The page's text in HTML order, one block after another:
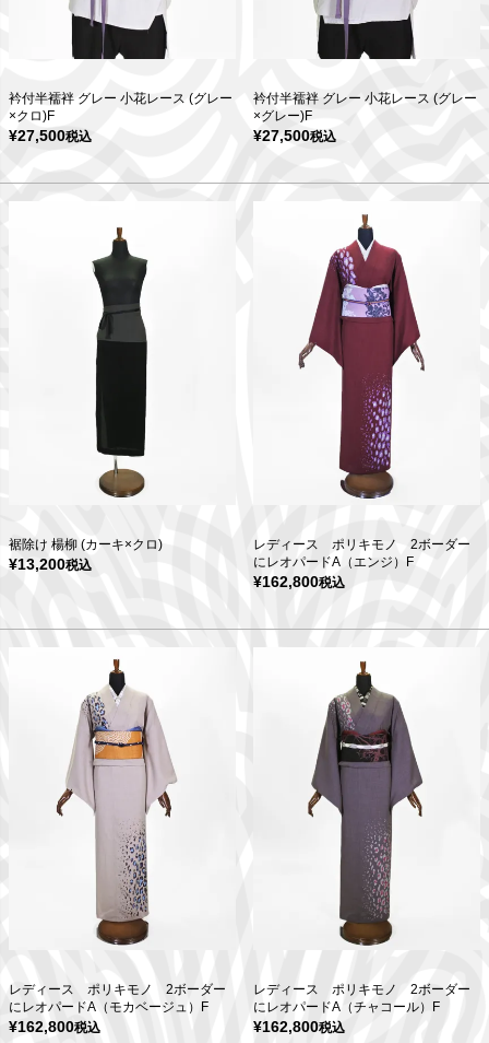
衿付半襦袢 グレー 小花レース (グレー
×クロ)F
¥27,500税込
衿付半襦袢 グレー 小花レース (グレー
×グレー)F
¥27,500税込
裾除け 楊柳 (カーキ×クロ)
¥13,200税込
レディース ポリキモノ 2ボーダー
にレオパードA（エンジ）F
¥162,800税込
レディース ポリキモノ 2ボーダー
にレオパードA（モカベージュ）F
¥162,800税込
レディース ポリキモノ 2ボーダー
にレオパードA（チャコール）F
¥162,800税込